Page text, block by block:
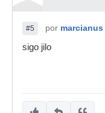
#5 por marcianus
sigo jilo